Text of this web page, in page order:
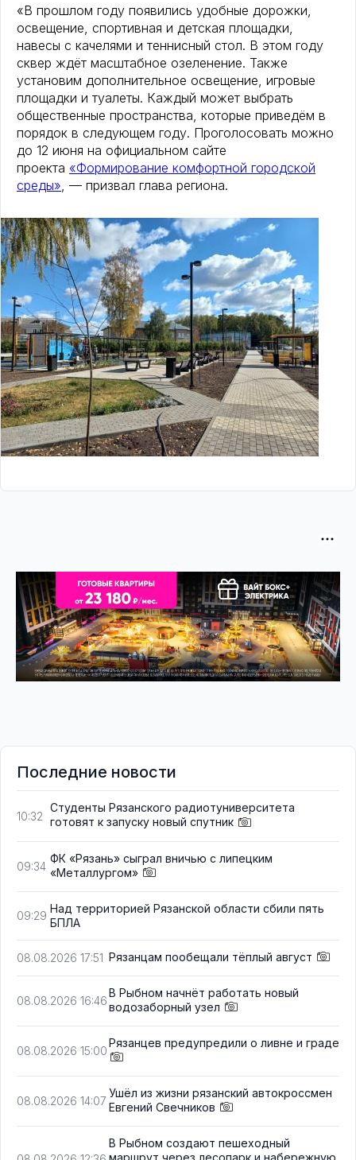
«В прошлом году появились удобные дорожки,
освещение, спортивная и детская площадки,
навесы с качелями и теннисный стол. В этом году
сквер ждёт масштабное озеленение. Также
установим дополнительное освещение, игровые
площадки и туалеты. Каждый может выбрать
общественные пространства, которые приведём в
порядок в следующем году. Проголосовать можно
до 12 июня на официальном сайте
проекта «Формирование комфортной городской
среды», — призвал глава региона.
Последние новости
10:32
Студенты Рязанского радиотуниверситета
готовят к запуску новый спутник
09:34
ФК «Рязань» сыграл вничью с липецким
«Металлургом»
09:29
Над территорией Рязанской области сбили пять
БПЛА
08.08.2026 17:51 Рязанцам пообещали тёплый август
08.08.2026 16:46
В Рыбном начнёт работать новый
водозаборный узел
08.08.2026 15:00
Рязанцев предупредили о ливне и граде
08.08.2026 14:07
Ушёл из жизни рязанский автокроссмен
Евгений Свечников
В Рыбном создают пешеходный